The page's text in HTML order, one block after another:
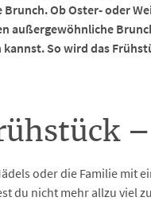
Ob Oster- oder
außergewöhnliche
So wird das
–
oder die Familie mit
du nicht mehr allzu viel